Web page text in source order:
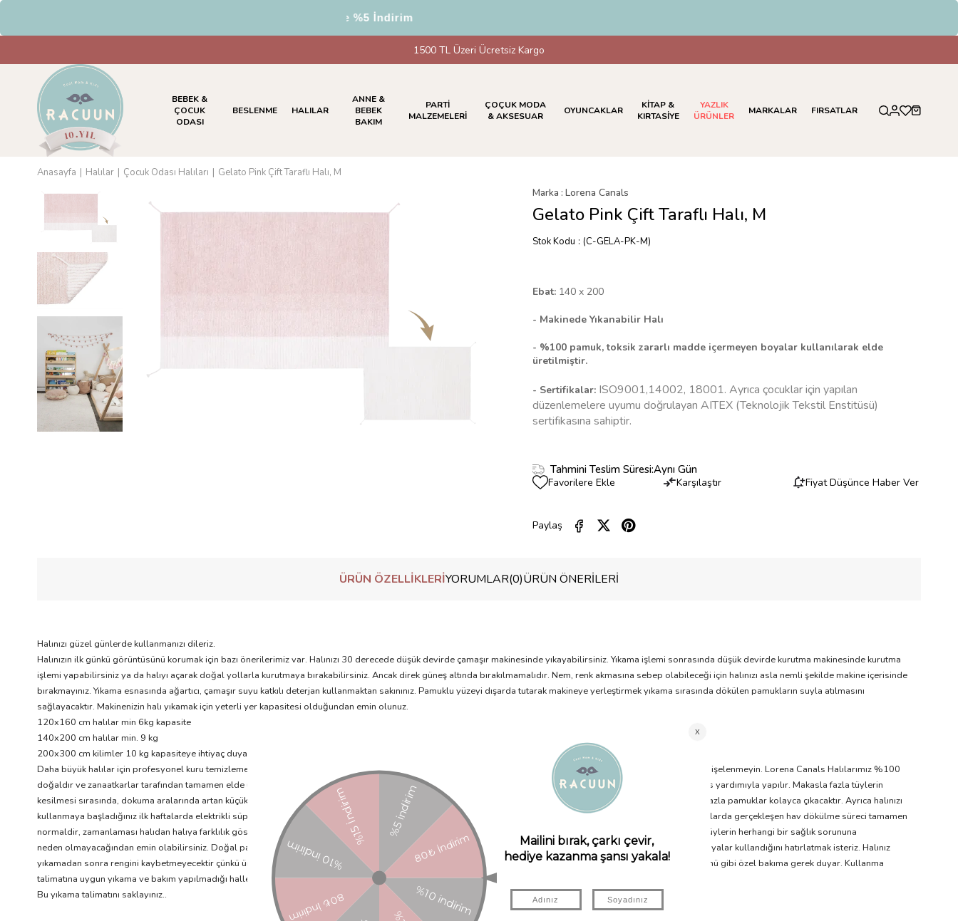
HAVALE & EFT Ödemelerinde %5 İndirim
1500 TL Üzeri Ücretsiz Kargo
BEBEK &
ÇOCUK
ODASI
BESLENME HALILAR
ANNE &
BEBEK
BAKIM
PARTİ
MALZEMELERİ
ÇOÇUK MODA
& AKSESUAR
OYUNCAKLAR
KİTAP &
KIRTASİYE
YAZLIK
ÜRÜNLER
MARKALAR FIRSATLAR
Anasayfa Halılar Çocuk Odası Halıları Gelato Pink Çift Taraflı Halı, M
Marka : Lorena Canals
Gelato Pink Çift Taraflı Halı, M
Stok Kodu (C-GELA-PK-M)
Ebat: 140 x 200
- Makinede Yıkanabilir Halı
- %100 pamuk, toksik zararlı madde içermeyen boyalar kullanılarak elde
üretilmiştir.
- Sertifikalar: ISO9001,14002, 18001. Ayrıca çocuklar için yapılan
düzenlemelere uyumu doğrulayan AITEX (Teknolojik Tekstil Enstitüsü)
sertifikasına sahiptir.
Tahmini Teslim Süresi:Aynı Gün
Favorilere Ekle Karşılaştır Fiyat Düşünce Haber Ver
Paylaş
ÜRÜN ÖZELLIKLERIYORUMLAR(0)ÜRÜN ÖNERILERI
Halınızı güzel günlerde kullanmanızı dileriz.
Halınızın ilk günkü görüntüsünü korumak için bazı önerilerimiz var. Halınızı 30 derecede düşük devirde çamaşır makinesinde yıkayabilirsiniz. Yıkama işlemi sonrasında düşük devirde kurutma makinesinde kurutma
işlemi yapabilirsiniz ya da halıyı açarak doğal yollarla kurutmaya bırakabilirsiniz. Ancak direk güneş altında bırakılmamalıdır. Nem, renk akmasına sebep olabileceği için halınızı asla nemli şekilde makine içerisinde
bırakmayınız. Yıkama esnasında ağartıcı, çamaşır suyu katkılı deterjan kullanmaktan sakınınız. Pamuklu yüzeyi dışarda tutarak makineye yerleştirmek yıkama sırasında dökülen pamukların suyla atılmasını
sağlayacaktır. Makinenizin halı yıkamak için yeterli yer kapasitesi olduğundan emin olunuz.
120x160 cm halılar min 6kg kapasite
140x200 cm halılar min. 9 kg
200x300 cm kilimler 10 kg kapasiteye ihtiyaç duyar.
Daha büyük halılar için profesyonel kuru temizlemeden destek alınız. Halılarımız kalite standartları gereği yıkanarak paketleniyor. Halınızda pamuklanma olursa endişelenmeyin. Lorena Canals Halılarımız %100
doğaldır ve zanaatkarlar tarafından tamamen elde üretilmektedir, bu nedenle hav dökülmesi normal bir süreçtir. Her bir halı elde dokunur ve son dokunuşları makas yardımıyla yapılır. Makasla fazla tüylerin
kesilmesi sırasında, dokuma aralarında artan küçük pamuk iplikler kalabilir. Havı önleyebilmek için, kuru fırçalama yöntemini öneriyoruz, bu sayede aralarda kalan fazla pamuklar kolayca çıkacaktır. Ayrıca halınızı
kullanmaya başladığınız ilk haftalarda elektrikli süpürge ile sık sık temizlemeniz de yararlı olacaktır. Sadece el dokuması ve doğal malzeme kullanılarak üretilen halılarda gerçekleşen hav dökülme süreci tamamen
normaldir, zamanlaması halıdan halıya farklılık gösterebilir. Naturel renkli halılar boyalı halılara göre daha fazla hav yapma olasılığına sahiptir. Her halükarda, bu tüylerin herhangi bir sağlık sorununa
neden olmayacağından emin olabilirsiniz. Doğal pamuk ipliği toksik değildir ve pamuk hipoalerjenik olarak bilinir. Lorena Canals'ın doğal ve non-toxic el yapımı boyalar kullandığını hatırlatmak isteriz. Halınız
yıkamadan sonra rengini kaybetmeyecektir çünkü üretim sürecinde tüm içerikler sabitlenir. Ancak el yapımı ve narin bir ürün olduğu için, her doğal pamuk tekstil ürünü gibi özel bakıma gerek duyar. Kullanma
talimatına uygun yıkama ve bakım yapılmadığı hallerde halılarımız kalite kapsamı dışındadır.
Bu yıkama talimatını saklayınız..